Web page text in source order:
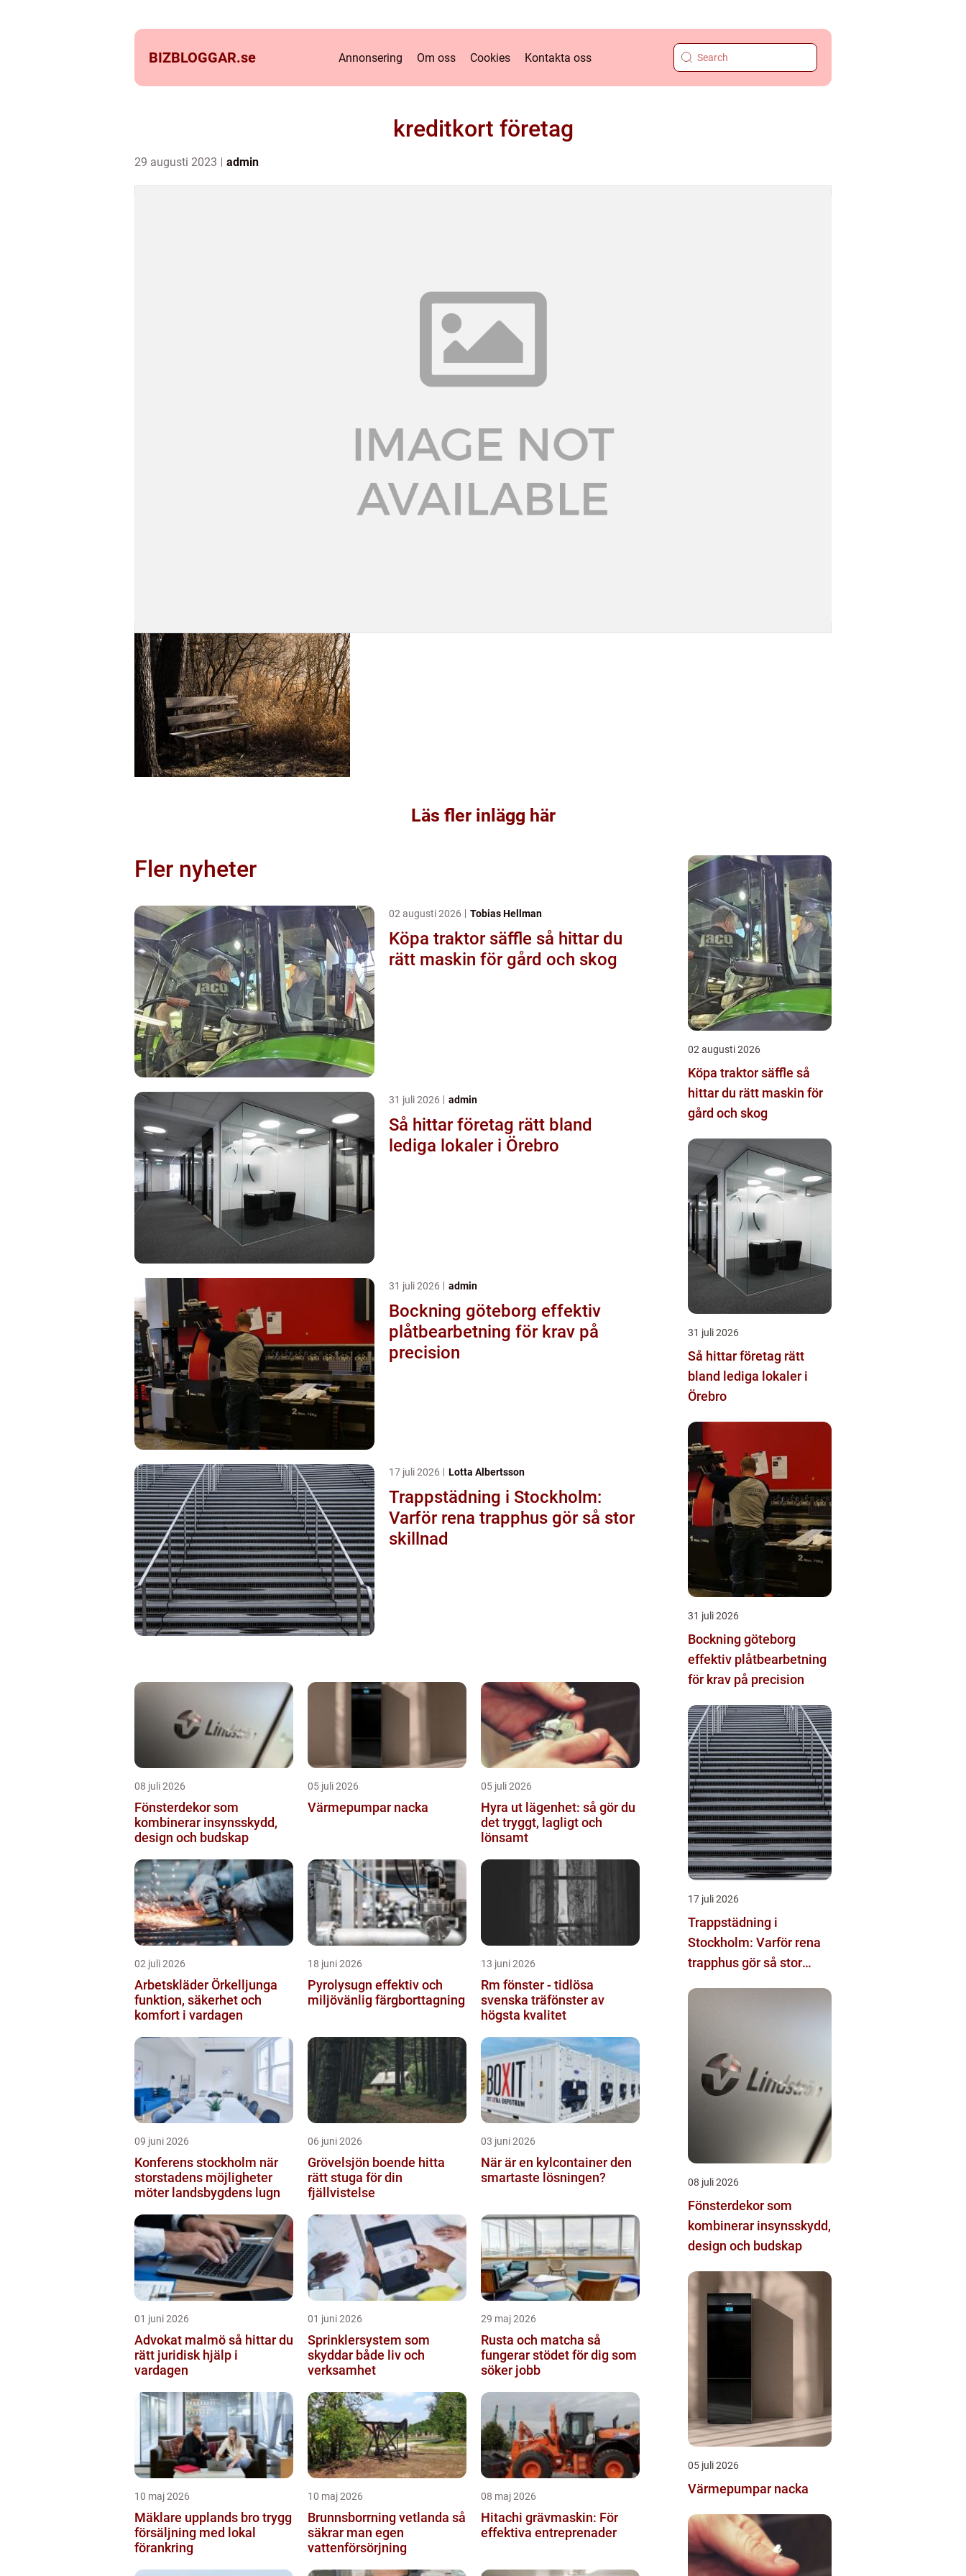
BIZBLOGGAR.se Annonsering Om oss Cookies Kontakta oss
kreditkort företag
29 augusti 2023 admin
Läs fler inlägg här
Fler nyheter
02 augusti 2026 Tobias Hellman
Köpa traktor säffle så hittar du
rätt maskin för gård och skog
31 juli 2026 admin
Så hittar företag rätt bland
lediga lokaler i Örebro
31 juli 2026 admin
Bockning göteborg effektiv
plåtbearbetning för krav på
precision
17 juli 2026 Lotta Albertsson
Trappstädning i Stockholm:
Varför rena trapphus gör så stor
skillnad
08 juli 2026
Fönsterdekor som
kombinerar insynsskydd,
design och budskap
05 juli 2026
Värmepumpar nacka
05 juli 2026
Hyra ut lägenhet: så gör du
det tryggt, lagligt och
lönsamt
02 juli 2026
Arbetskläder Örkelljunga
funktion, säkerhet och
komfort i vardagen
18 juni 2026
Pyrolysugn effektiv och
miljövänlig färgborttagning
13 juni 2026
Rm fönster - tidlösa
svenska träfönster av
högsta kvalitet
09 juni 2026
Konferens stockholm när
storstadens möjligheter
möter landsbygdens lugn
06 juni 2026
Grövelsjön boende hitta
rätt stuga för din
fjällvistelse
03 juni 2026
När är en kylcontainer den
smartaste lösningen?
01 juni 2026
Advokat malmö så hittar du
rätt juridisk hjälp i
vardagen
01 juni 2026
Sprinklersystem som
skyddar både liv och
verksamhet
29 maj 2026
Rusta och matcha så
fungerar stödet för dig som
söker jobb
10 maj 2026
Mäklare upplands bro trygg
försäljning med lokal
förankring
10 maj 2026
Brunnsborrning vetlanda så
säkrar man egen
vattenförsörjning
08 maj 2026
Hitachi grävmaskin: För
effektiva entreprenader
02 augusti 2026
Köpa traktor säffle så
hittar du rätt maskin för
gård och skog
31 juli 2026
Så hittar företag rätt
bland lediga lokaler i
Örebro
31 juli 2026
Bockning göteborg
effektiv plåtbearbetning
för krav på precision
17 juli 2026
Trappstädning i
Stockholm: Varför rena
trapphus gör så stor
08 juli 2026
Fönsterdekor som
kombinerar insynsskydd,
design och budskap
05 juli 2026
Värmepumpar nacka